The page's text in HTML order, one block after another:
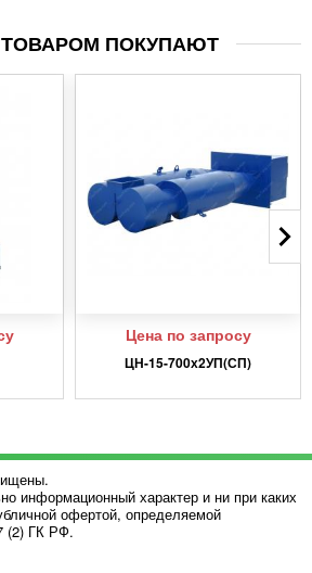
ПОКУПАЮТ
Цена по запросу
ЦН-15-700х2УП(СП)
информационный характер и ни при каких
офертой, определяемой
(2) ГК РФ.